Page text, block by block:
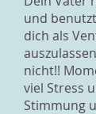
und
dich als
nicht!!
viel Stress
Stimmung